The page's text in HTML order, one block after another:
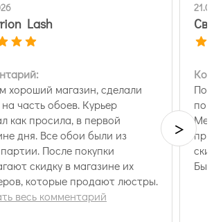
Lash
хороший магазин, сделали
на часть обоев. Курьер
как просила, в первой
дня. Все обои были из
После покупки
скидку в магазине их
которые продают люстры.
весь комментарий
>